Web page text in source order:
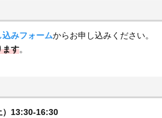
込みフォームからお申し込みください。
ます。
）13:30-16:30